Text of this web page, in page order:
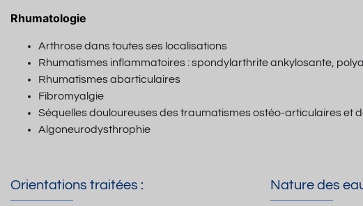
Rhumatologie
Arthrose dans toutes ses localisations
Rhumatismes inflammatoires : spondylarthrite ankylosante,
Rhumatismes abarticulaires
Fibromyalgie
Séquelles douloureuses des traumatismes ostéo-articulaires et
Algoneurodysthrophie
Orientations traitées : Nature des